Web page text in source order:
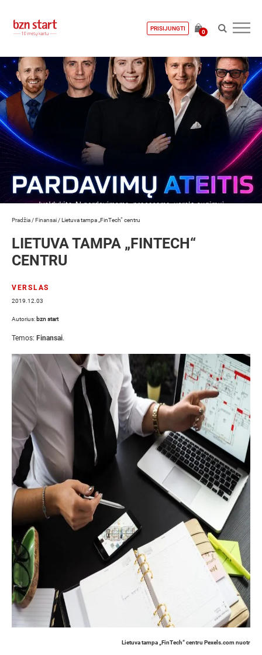
PRISIJUNGTI
0
Pradžia /Finansai /Lietuva tampa „FinTech“ centru
LIETUVA TAMPA „FINTECH“
CENTRU
VERSLAS
2019.12.03
Autorius: bzn start
Temos: Finansai.
Lietuva tampa „FinTech“ centru Pexels.com nuotr